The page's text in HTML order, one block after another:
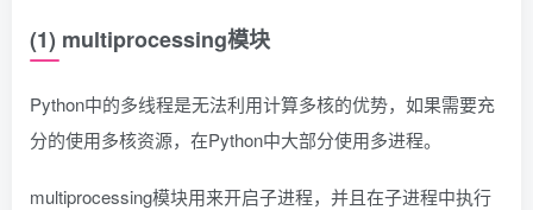
(1) multiprocessing模块
Python中的多线程是无法利用计算多核的优势，如果需要充
分的使用多核资源，在Python中大部分使用多进程。
multiprocessing模块用来开启子进程，并且在子进程中执行